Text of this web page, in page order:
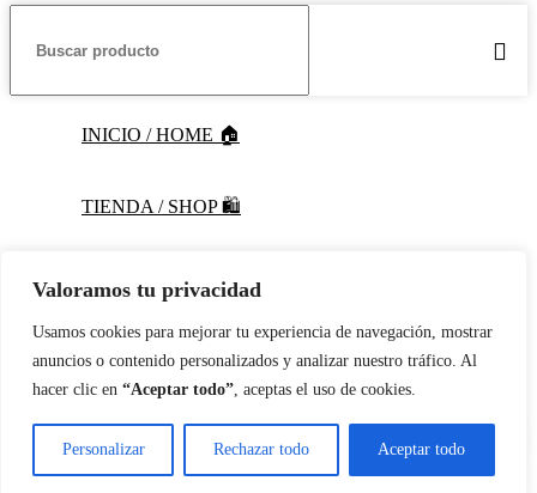
Valoramos tu privacidad
Usamos cookies para mejorar tu experiencia de navegación, mostrar
anuncios o contenido personalizados y analizar nuestro tráfico. Al
hacer clic en “Aceptar todo”, aceptas el uso de cookies.
Personalizar Rechazar todo Aceptar todo
INICIO / HOME 🏠
TIENDA / SHOP 🛍️
$82,95El
$66,36ElEuro 🛒 Pirkti dabar
Comprar por WhatsApp